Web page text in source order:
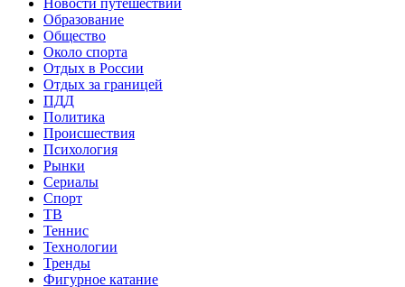
Образование
Общество
Около спорта
Отдых в России
Отдых за границей
ПДД
Политика
Происшествия
Психология
Рынки
Сериалы
Спорт
ТВ
Теннис
Технологии
Тренды
Фигурное катание